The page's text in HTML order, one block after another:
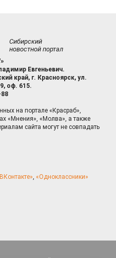
Сибирский
новостной портал
Евгеньевич.
край, г. Красноярск, ул.
оф. 615.
на портале «Красраб»,
«Мнения», «Молва», а также
сайта могут не совпадать
, «Одноклассники»